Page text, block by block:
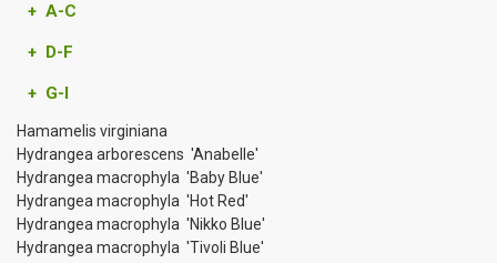
+ A-C
+ D-F
+ G-I
Hamamelis virginiana
Hydrangea arborescens 'Anabelle'
Hydrangea macrophyla 'Baby Blue'
Hydrangea macrophyla 'Hot Red'
Hydrangea macrophyla 'Nikko Blue'
Hydrangea macrophyla 'Tivoli Blue'